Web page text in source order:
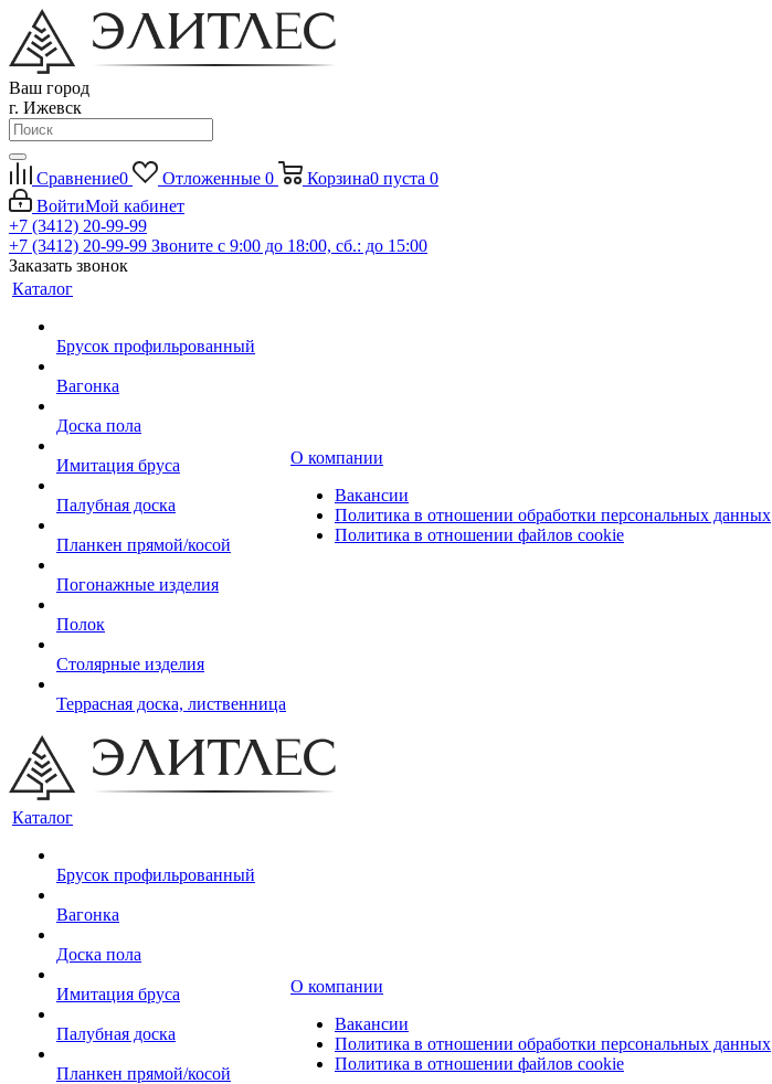
Ваш город
г. Ижевск
Сравнение0 Отложенные 0 Корзина0 пуста 0
ВойтиМой кабинет
+7 (3412) 20-99-99
+7 (3412) 20-99-99 Звоните с 9:00 до 18:00, сб.: до 15:00
Заказать звонок
Каталог
Брусок профильрованный
Вагонка
Доска пола
Имитация бруса
Палубная доска
Планкен прямой/косой
Погонажные изделия
Полок
Столярные изделия
Террасная доска, лиственница
О компании
Вакансии
Политика в отношении обработки персональных данных
Политика в отношении файлов cookie
Каталог
Брусок профильрованный
Вагонка
Доска пола
Имитация бруса
Палубная доска
Планкен прямой/косой
О компании
Вакансии
Политика в отношении обработки персональных данных
Политика в отношении файлов cookie